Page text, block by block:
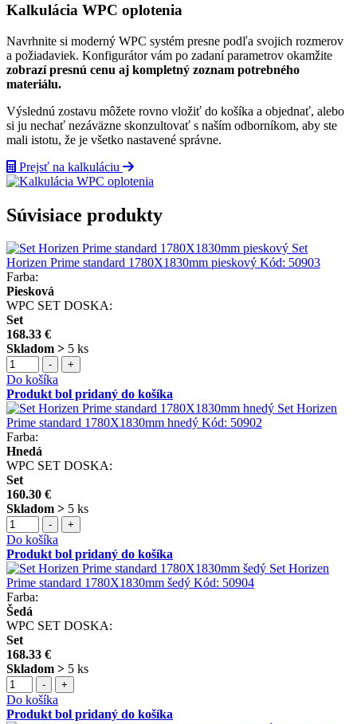
Kalkulácia WPC oplotenia
Navrhnite si moderný WPC systém presne podľa svojich rozmerov
a požiadaviek. Konfigurátor vám po zadaní parametrov okamžite
zobrazí presnú cenu aj kompletný zoznam potrebného
materiálu.
Výslednú zostavu môžete rovno vložiť do košíka a objednať, alebo
si ju nechať nezáväzne skonzultovať s naším odborníkom, aby ste
mali istotu, že je všetko nastavené správne.
Prejsť na kalkuláciu
Súvisiace produkty
Set
Horizen Prime standard 1780X1830mm pieskový Kód: 50903
Farba:
Piesková
WPC SET DOSKA:
Set
168.33 €
Skladom > 5 ks
- +
Do košíka
Produkt bol pridaný do košíka
Set Horizen
Prime standard 1780X1830mm hnedý Kód: 50902
Farba:
Hnedá
WPC SET DOSKA:
Set
160.30 €
Skladom > 5 ks
- +
Do košíka
Produkt bol pridaný do košíka
Set Horizen
Prime standard 1780X1830mm šedý Kód: 50904
Farba:
Šedá
WPC SET DOSKA:
Set
168.33 €
Skladom > 5 ks
- +
Do košíka
Produkt bol pridaný do košíka